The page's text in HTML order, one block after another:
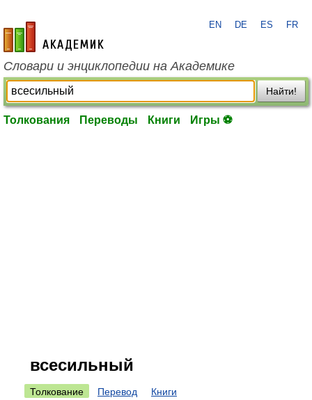
academic.ru
EN DE ES FR
Словари и энциклопедии на Академике
Найти!
Толкования Переводы Книги Игры ⚽
всесильный
Толкование Перевод Книги